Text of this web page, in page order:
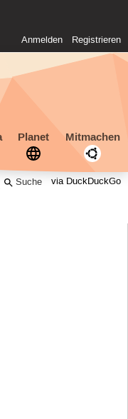
Anmelden Registrieren
Planet Mitmachen
via DuckDuckGo